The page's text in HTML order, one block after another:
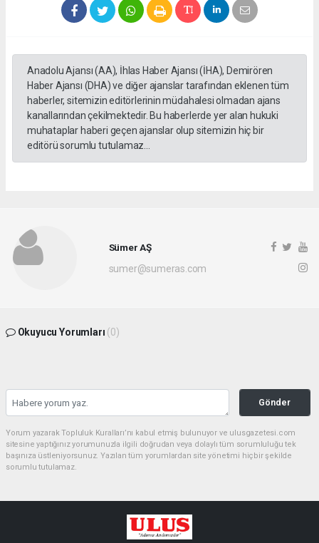
Anadolu Ajansı (AA), İhlas Haber Ajansı (İHA), Demirören
Haber Ajansı (DHA) ve diğer ajanslar tarafından eklenen tüm
haberler, sitemizin editörlerinin müdahalesi olmadan ajans
kanallarından çekilmektedir. Bu haberlerde yer alan hukuki
muhataplar haberi geçen ajanslar olup sitemizin hiç bir
editörü sorumlu tutulamaz...
Sümer AŞ
sumer@sumeras.com
Okuyucu Yorumları (0)
Gönder
Yorum yazarak Topluluk Kuralları’nı kabul etmiş bulunuyor ve ulusgazetesi.com
sitesine yaptığınız yorumunuzla ilgili doğrudan veya dolaylı tüm sorumluluğu tek
başınıza üstleniyorsunuz. Yazılan tüm yorumlardan site yönetimi hiçbir şekilde
sorumlu tutulamaz.